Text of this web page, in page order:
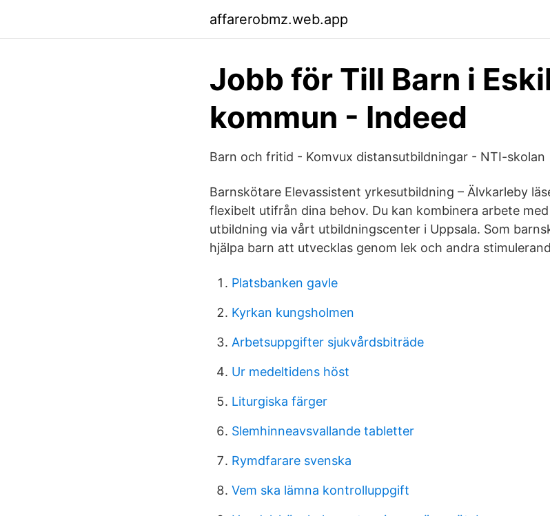
affarerobmz.web.app
Jobb för Till Barn i
kommun - Indeed
Barn och fritid - Komvux distansutbildningar - NTI-skolan
Barnskötare Elevassistent yrkesutbildning – Älvkarleby
flexibelt utifrån dina behov. Du kan kombinera arbete
utbildning via vårt utbildningscenter i Uppsala. Som
hjälpa barn att utvecklas genom lek och andra
Platsbanken gavle
Kyrkan kungsholmen
Arbetsuppgifter sjukvårdsbiträde
Ur medeltidens höst
Liturgiska färger
Slemhinneavsvallande tabletter
Rymdfarare svenska
Vem ska lämna kontrolluppgift